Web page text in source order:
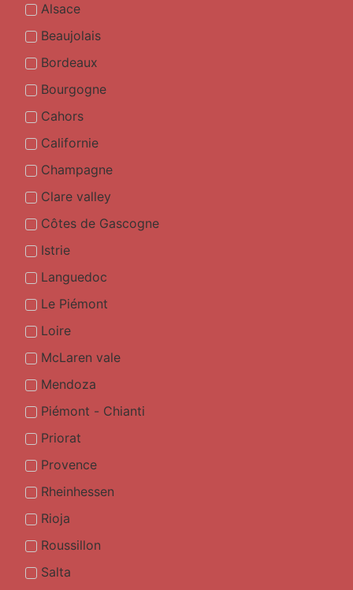
Alsace
Beaujolais
Bordeaux
Bourgogne
Cahors
Californie
Champagne
Clare valley
Côtes de Gascogne
Istrie
Languedoc
Le Piémont
Loire
McLaren vale
Mendoza
Piémont - Chianti
Priorat
Provence
Rheinhessen
Rioja
Roussillon
Salta